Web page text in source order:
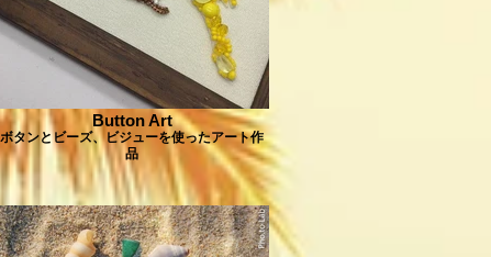
Button Art
ボタンとビーズ、ビジューを使ったアート作
品